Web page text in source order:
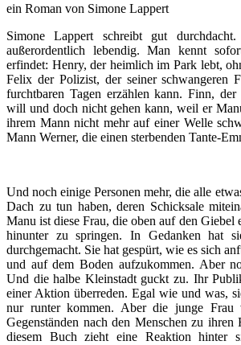
ein Roman von Simone Lappert
Simone Lappert schreibt gut
außerordentlich lebendig. Man kennt
erfindet: Henry, der heimlich im Park lebt,
Felix der Polizist, der seiner schwangeren
furchtbaren Tagen erzählen kann. Finn,
will und doch nicht gehen kann, weil er
ihrem Mann nicht mehr auf einer Welle
Mann Werner, die einen sterbenden Tante-
Und noch einige Personen mehr, die alle
Dach zu tun haben, deren Schicksale
Manu ist diese Frau, die oben auf den Giebel
hinunter zu springen. In Gedanken hat
durchgemacht. Sie hat gespürt, wie es sich
und auf dem Boden aufzukommen. Aber
Und die halbe Kleinstadt guckt zu. Ihr
einer Aktion überreden. Egal wie und was,
nur runter kommen. Aber die junge
Gegenständen nach den Menschen zu
diesem Buch zieht eine Reaktion hinter